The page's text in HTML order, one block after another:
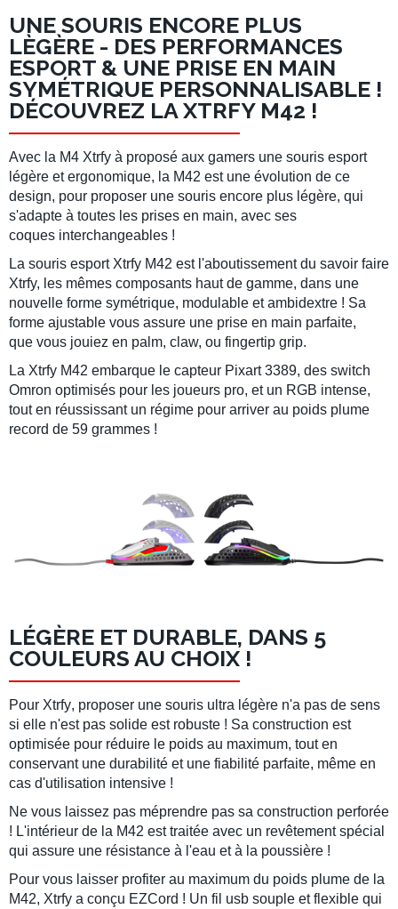
UNE SOURIS ENCORE PLUS
LÈGÈRE - DES PERFORMANCES
ESPORT & UNE PRISE EN MAIN
SYMÉTRIQUE PERSONNALISABLE !
DÉCOUVREZ LA XTRFY M42 !
Avec la M4 Xtrfy à proposé aux gamers une souris esport
légère et ergonomique, la M42 est une évolution de ce
design, pour proposer une souris encore plus légère, qui
s'adapte à toutes les prises en main, avec ses
coques interchangeables !
La souris esport Xtrfy M42 est l'aboutissement du savoir faire
Xtrfy, les mêmes composants haut de gamme, dans une
nouvelle forme symétrique, modulable et ambidextre ! Sa
forme ajustable vous assure une prise en main parfaite,
que vous jouiez en palm, claw, ou fingertip grip.
La Xtrfy M42 embarque le capteur Pixart 3389, des switch
Omron optimisés pour les joueurs pro, et un RGB intense,
tout en réussissant un régime pour arriver au poids plume
record de 59 grammes !
LÉGÈRE ET DURABLE, DANS 5
COULEURS AU CHOIX !
Pour Xtrfy, proposer une souris ultra légère n'a pas de sens
si elle n'est pas solide est robuste ! Sa construction est
optimisée pour réduire le poids au maximum, tout en
conservant une durabilité et une fiabilité parfaite, même en
cas d'utilisation intensive !
Ne vous laissez pas méprendre pas sa construction perforée
! L'intérieur de la M42 est traitée avec un revêtement spécial
qui assure une résistance à l'eau et à la poussière !
Pour vous laisser profiter au maximum du poids plume de la
M42, Xtrfy a conçu EZCord ! Un fil usb souple et flexible qui